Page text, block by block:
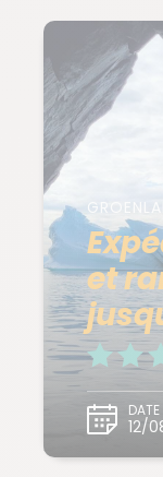
et
12/